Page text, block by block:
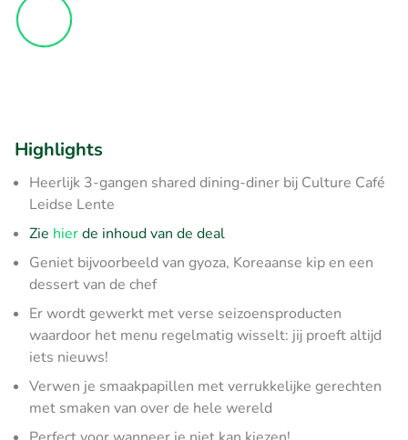
Highlights
Heerlijk 3-gangen shared dining-diner bij Culture Café
Leidse Lente
Zie hierde inhoud van de deal
Geniet bijvoorbeeld van gyoza, Koreaanse kip en een
dessert van de chef
Er wordt gewerkt met verse seizoensproducten
waardoor het menu regelmatig wisselt: jij proeft altijd
iets nieuws!
Verwen je smaakpapillen met verrukkelijke gerechten
met smaken van over de hele wereld